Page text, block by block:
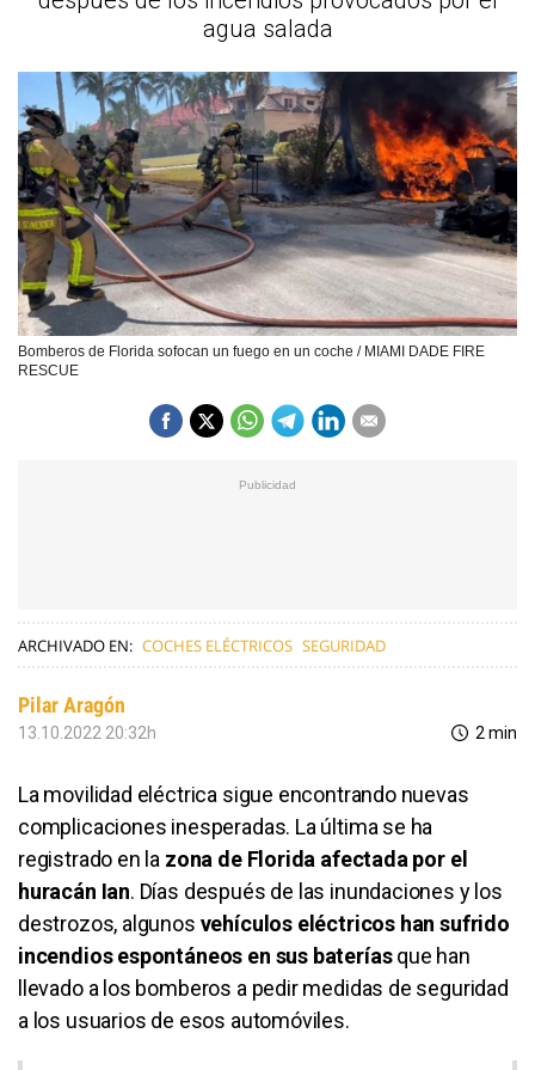
agua salada
Bomberos de Florida sofocan un fuego en un coche / MIAMI DADE FIRE
RESCUE
ARCHIVADO EN: COCHES ELÉCTRICOS SEGURIDAD
Pilar Aragón
13.10.2022 20:32h 2 min
La movilidad eléctrica sigue encontrando nuevas
complicaciones inesperadas. La última se ha
registrado en la zona de Florida afectada por el
huracán Ian. Días después de las inundaciones y los
destrozos, algunos vehículos eléctricos han sufrido
incendios espontáneos en sus bateríasque han
llevado a los bomberos a pedir medidas de seguridad
a los usuarios de esos automóviles.